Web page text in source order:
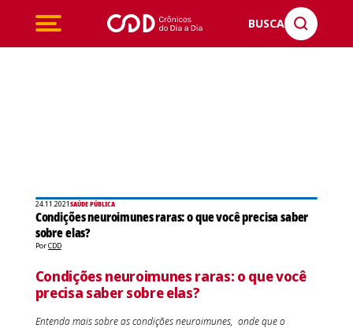
BUSCA
24.11.2021SAÚDE PÚBLICA
Condições neuroimunes raras: o que você precisa saber
sobre elas?
PorCDD
Condições neuroimunes raras: o que você
precisa saber sobre elas?
Entenda mais sobre as condições neuroimunes, onde que o